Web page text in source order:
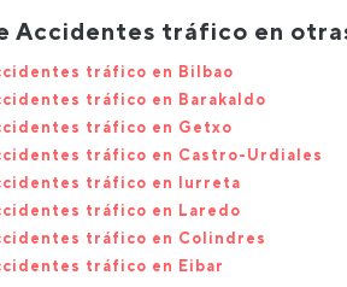
Accidentes tráfico en
tráfico en Bilbao
tráfico en Barakaldo
tráfico en Getxo
tráfico en Castro-Urdiales
tráfico en Iurreta
tráfico en Laredo
tráfico en Colindres
tráfico en Eibar